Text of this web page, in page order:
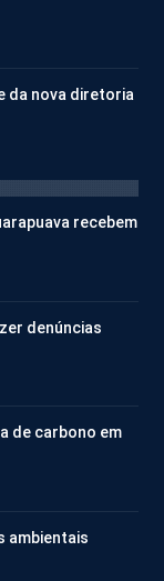
da nova diretoria
recebem
denúncias
de carbono em
ambientais